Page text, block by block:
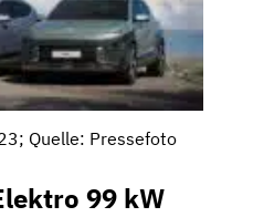
Quelle: Pressefoto
99 kW